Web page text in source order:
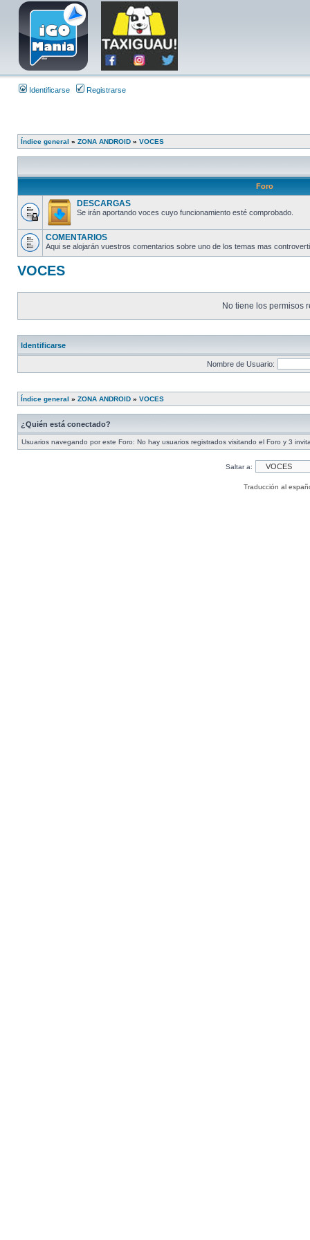
Identificarse Registrarse
Índice general » ZONA ANDROID » VOCES
Foro
DESCARGAS
Se irán aportando voces cuyo funcionamiento esté comprobado.
COMENTARIOS
Aqui se alojarán vuestros comentarios sobre uno de los temas mas
VOCES
No tiene los permisos
Identificarse
Nombre de Usuario:
Índice general » ZONA ANDROID » VOCES
¿Quién está conectado?
Usuarios navegando por este Foro: No hay usuarios registrados visitando el Foro y 3
Saltar a:
Traducción al